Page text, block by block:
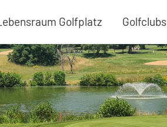
Golfplatz Golfclubs